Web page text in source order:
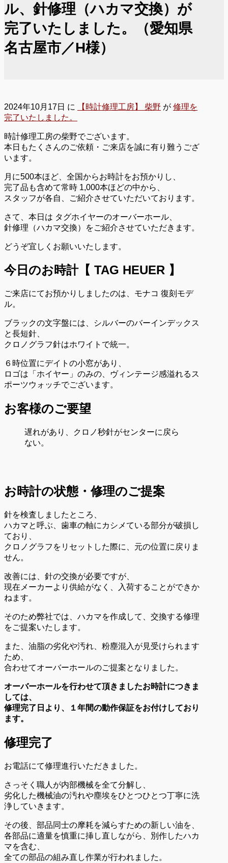
ル、針修理（ハカマ交換）が
完了いたしました。（愛知県
名古屋市／H様）
2024年10月17日 に 【時計修理工房】 柴野 が 修理を
完了いたしました。
時計修理工房の柴野でございます。
本日もたくさんのご依頼・ご来店を誠に有り難うござ
います。
月に500本ほど、全国からお時計をお預かりし、
完了品も含めて常時 1,000本ほどの中から、
スタッフが各自、ご紹介させていただいております。
さて、本日は タグホイヤーのオーバーホール、
針修理（ハカマ交換）をご紹介させていただきます。
どうぞ宜しくお願いいたします。
今日のお時計【 TAG HEUER 】
ご来店にてお預かりしましたのは、モナコ 復刻モデ
ル。
ブラックの文字盤には、シルバーのバーインデックス
と長短針、
クロノグラフ針はホワイトで統一。
６時位置にデイトの小窓があり、
ロゴは「ホイヤー」のみの、ヴィンテージ感溢れるス
ポーツウォッチでございます。
お客様のご要望
遅れがあり、クロノ秒針がセンターに戻ら
ない。
お時計の状態・修理のご提案
針を検査しましたところ、
ハカマと呼ぶ、歯車の軸にカシメている部分が破損し
ており、
クロノグラフをリセットした際に、元の位置に戻りま
せん。
改善には、針の交換が必要ですが、
現在メーカーより供給がなく、入荷することができか
ねます。
そのため弊社では、ハカマを作成して、交換する修理
をご提案いたします。
また、油脂の劣化や汚れ、粉塵混入が見受けられます
ため、
合わせてオーバーホールのご提案となりました。
オーバーホールを行わせて頂きましたお時計につきま
しては、
修理完了日より、１年間の動作保証をお付けしており
ます。
修理完了
お電話にて修理進行いただきました。
さっそく職人が内部機械を全て分解し、
劣化した機械油の汚れや塵埃をひとつひとつ丁寧に洗
浄していきます。
その後、部品同士の摩耗を減らすための新しい油を、
各部品に適量を慎重に挿し直しながら、別作したハカ
マを含む、
全ての部品の組み直し作業が行われました。